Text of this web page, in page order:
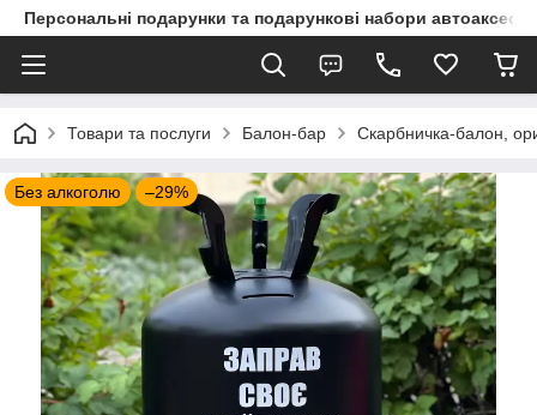
Персональні подарунки та подарункові набори
Товари та послуги Балон-бар Скарбничка-балон,
Без алкоголю –29%